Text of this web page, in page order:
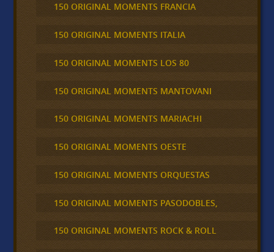
150 ORIGINAL MOMENTS FRANCIA
150 ORIGINAL MOMENTS ITALIA
150 ORIGINAL MOMENTS LOS 80
150 ORIGINAL MOMENTS MANTOVANI
150 ORIGINAL MOMENTS MARIACHI
150 ORIGINAL MOMENTS OESTE
150 ORIGINAL MOMENTS ORQUESTAS
150 ORIGINAL MOMENTS PASODOBLES,
150 ORIGINAL MOMENTS ROCK & ROLL